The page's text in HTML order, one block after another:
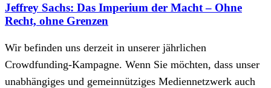
Jeffrey Sachs: Das Imperium der Macht – Ohne
Recht, ohne Grenzen
Wir befinden uns derzeit in unserer jährlichen
Crowdfunding-Kampagne. Wenn Sie möchten, dass unser
unabhängiges und gemeinnütziges Mediennetzwerk auch